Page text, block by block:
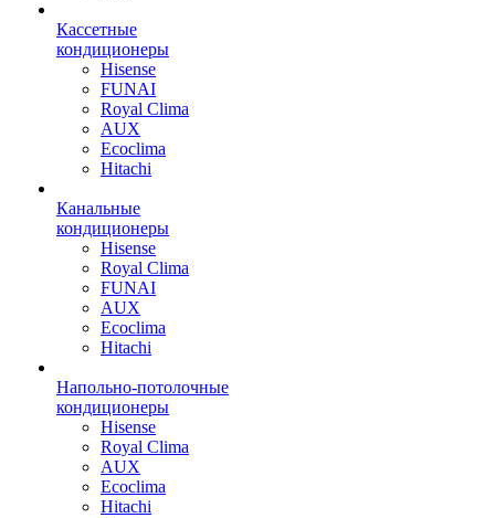
Кассетные
кондиционеры
Hisense
FUNAI
Royal Clima
AUX
Ecoclima
Hitachi
Канальные
кондиционеры
Hisense
Royal Clima
FUNAI
AUX
Ecoclima
Hitachi
Напольно-потолочные
кондиционеры
Hisense
Royal Clima
AUX
Ecoclima
Hitachi